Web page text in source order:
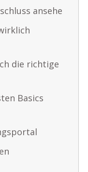
ansehe
die richtige
Basics